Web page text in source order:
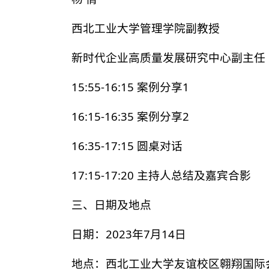
西北工业大学管理学院副教授
新时代企业高质量发展研究中心副主任
15:55-16:15 案例分享1
16:15-16:35 案例分享2
16:35-17:15 圆桌对话
17:15-17:20 主持人总结及嘉宾合影
三、日期及地点
日期：2023年7月14日
地点： 西北工业大学友谊校区翱翔国